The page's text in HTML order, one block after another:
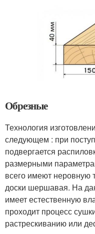
Обрезные
Технология
следующем : при
подвергается
размерными
всего имеют неровную
доски шершавая. На
имеет естественную
проходит процесс
растрескиванию или